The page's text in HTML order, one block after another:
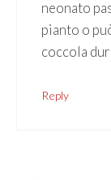
neonato
pianto o
coccola
Reply